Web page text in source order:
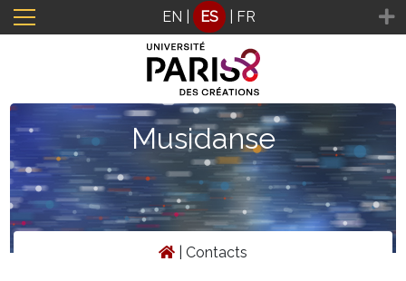
Panel de gestión de cookies
EN ES | FR
Musidanse
Contacts